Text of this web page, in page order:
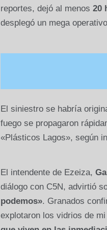
reportes, dejó al menos 20
desplegó un mega
El siniestro se habría
fuego se propagaron
«Plásticos Lagos», según
El intendente de Ezeiza,
diálogo con C5N, advirtió
podemos». Granados
explotaron los vidrios de